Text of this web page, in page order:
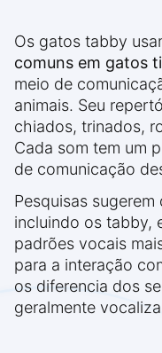
Os gatos tabby
comuns em gatos
meio de
animais. Seu
chiados, trinados,
Cada som tem um
de comunicação
Pesquisas
incluindo os tabby,
padrões vocais
para a interação
os diferencia dos
geralmente